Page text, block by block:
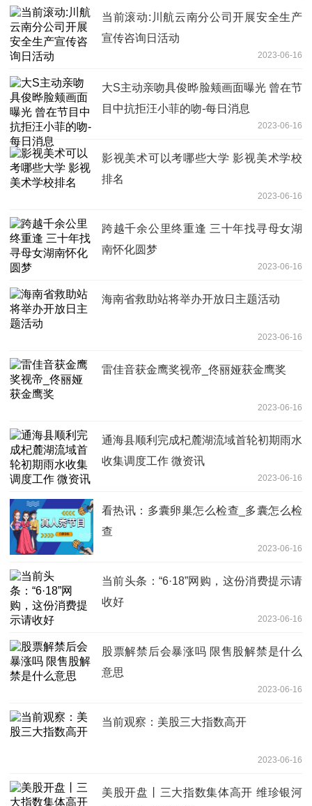
当前滚动:川航云南分公司开展安全生产
宣传咨询日活动
2023-06-16
大S主动亲吻具俊晔脸颊画面曝光 曾在节
目中抗拒汪小菲的吻-每日消息
2023-06-16
影视美术可以考哪些大学 影视美术学校
排名
2023-06-16
跨越千余公里终重逢 三十年找寻母女湖
南怀化圆梦
2023-06-16
海南省救助站将举办开放日主题活动
2023-06-16
雷佳音获金鹰奖视帝_佟丽娅获金鹰奖
2023-06-16
通海县顺利完成杞麓湖流域首轮初期雨水
收集调度工作 微资讯
2023-06-16
看热讯：多囊卵巢怎么检查_多囊怎么检
查
2023-06-16
当前头条：“6·18”网购，这份消费提示请
收好
2023-06-16
股票解禁后会暴涨吗 限售股解禁是什么
意思
2023-06-16
当前观察：美股三大指数高开
2023-06-16
美股开盘丨三大指数集体高开 维珍银河